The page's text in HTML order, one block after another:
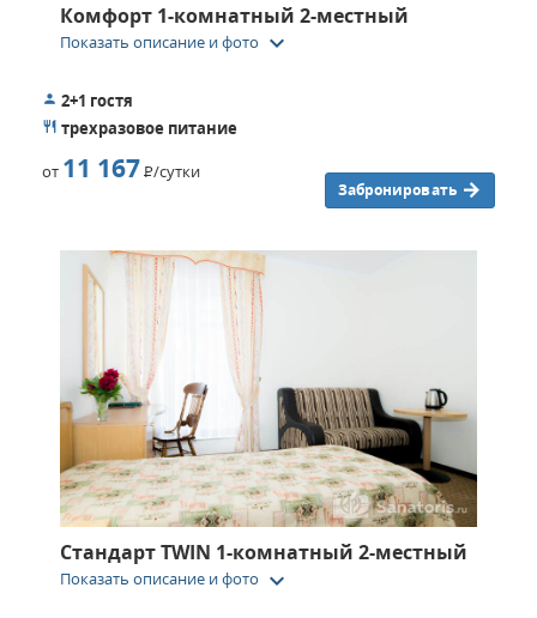
Комфорт 1-комнатный 2-местный
Показать описание и фото keyboard_arrow_down
2+1 гостя
трехразовое питание
от 11 167Р/сутки
Забронировать
Стандарт TWIN 1-комнатный 2-местный
Показать описание и фото keyboard_arrow_down